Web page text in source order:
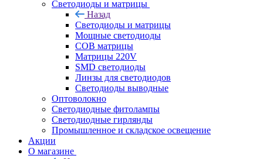
Светодиоды и матрицы
Назад
Светодиоды и матрицы
Мощные светодиоды
COB матрицы
Матрицы 220V
SMD светодиоды
Линзы для светодиодов
Светодиоды выводные
Оптоволокно
Светодиодные фитолампы
Светодиодные гирлянды
Промышленное и складское освещение
Акции
О магазине